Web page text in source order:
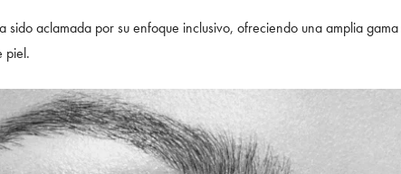
sido aclamada por su enfoque inclusivo, ofreciendo una amplia
piel.